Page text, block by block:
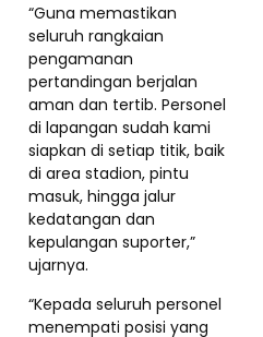
“Guna memastikan
seluruh rangkaian
pengamanan
pertandingan berjalan
aman dan tertib. Personel
di lapangan sudah kami
siapkan di setiap titik, baik
di area stadion, pintu
masuk, hingga jalur
kedatangan dan
kepulangan suporter,”
ujarnya.
“Kepada seluruh personel
menempati posisi yang